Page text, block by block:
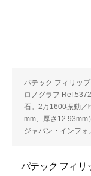
パテック フィリッ
ロノグラフ
石。2万1600振動／
mm、厚さ12.93mm
ジャパン・インフ
パテック フィリ